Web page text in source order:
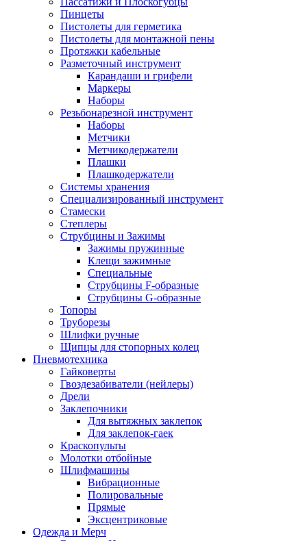
Пинцеты
Пистолеты для герметика
Пистолеты для монтажной пены
Протяжки кабельные
Разметочный инструмент
Карандаши и грифели
Маркеры
Наборы
Резьбонарезной инструмент
Наборы
Метчики
Метчикодержатели
Плашки
Плашкодержатели
Системы хранения
Специализированный инструмент
Стамески
Степлеры
Струбцины и Зажимы
Зажимы пружинные
Клещи зажимные
Специальные
Струбцины F-образные
Струбцины G-образные
Топоры
Труборезы
Шлифки ручные
Щипцы для стопорных колец
Пневмотехника
Гайковерты
Гвоздезабиватели (нейлеры)
Дрели
Заклепочники
Для вытяжных заклепок
Для заклепок-гаек
Краскопульты
Молотки отбойные
Шлифмашины
Вибрационные
Полировальные
Прямые
Эксцентриковые
Одежда и Мерч